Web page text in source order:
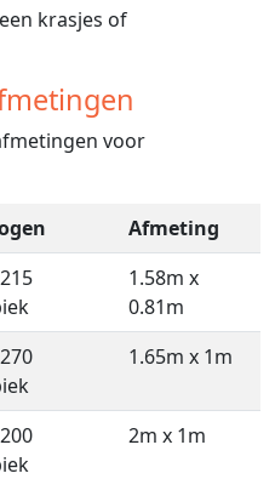
krasjes of
voor
Afmeting
1.58m x
0.81m
1.65m x 1m
2m x 1m